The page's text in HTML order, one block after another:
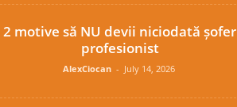
2 motive să NU devii niciodată șofer
profesionist
AlexCiocan - July 14, 2026